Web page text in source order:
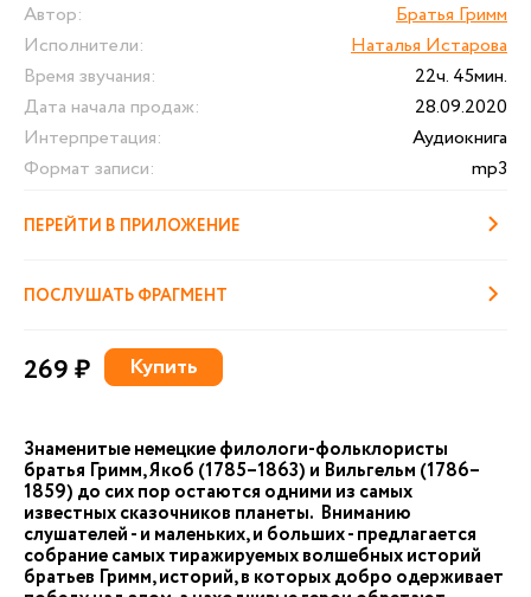
Автор:
Братья Гримм
Исполнители:
Наталья Истарова
Время звучания:
22ч. 45мин.
Дата начала продаж:
28.09.2020
Интерпретация:
Аудиокнига
Формат записи:
mp3
ПЕРЕЙТИ В ПРИЛОЖЕНИЕ
ПОСЛУШАТЬ ФРАГМЕНТ
269 ₽ Купить
Знаменитые немецкие филологи-фольклористы
братья Гримм, Якоб (1785–1863) и Вильгельм (1786–
1859) до сих пор остаются одними из самых
известных сказочников планеты. Вниманию
слушателей - и маленьких, и больших - предлагается
собрание самых тиражируемых волшебных историй
братьев Гримм, историй, в которых добро одерживает